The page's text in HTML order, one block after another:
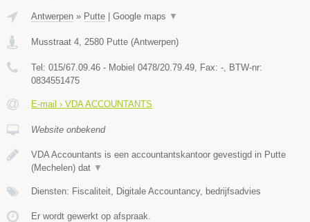
Antwerpen » Putte | Google maps ▼
Musstraat 4 2580 Putte (Antwerpen)
Tel: 015/67.09.46 - Mobiel 0478/20.79.49 , Fax: - , BTW-nr:
0834551475
E-mail › VDA ACCOUNTANTS
Website onbekend
VDA Accountants is een accountantskantoor gevestigd in Putte
(Mechelen) dat ▼
Diensten: Fiscaliteit, Digitale Accountancy, bedrijfsadvies
Er wordt gewerkt op afspraak.